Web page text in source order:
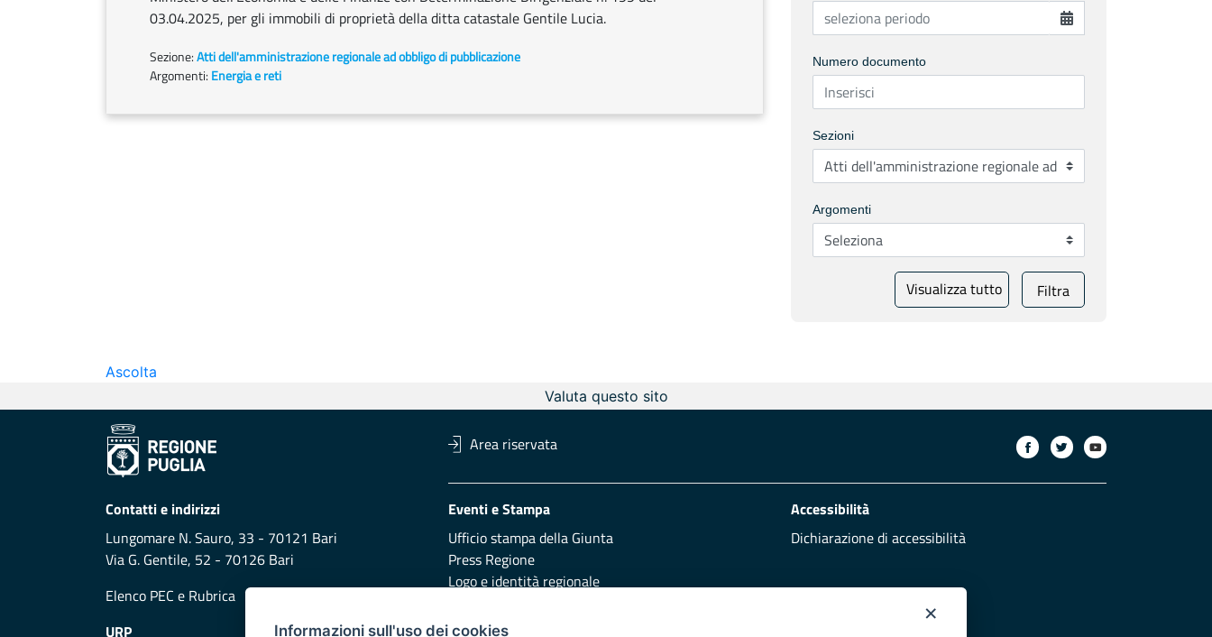
03.04.2025, per gli immobili di proprietà della ditta catastale Gentile Lucia.
Sezione:Atti dell'amministrazione regionale ad obbligo di pubblicazione
Argomenti: Energia e reti
Numero documento
Sezioni
Argomenti
Visualizza tutto Filtra
Ascolta
Valuta questo sito
Area riservata
Contatti e indirizzi
Lungomare N. Sauro, 33 - 70121 Bari
Via G. Gentile, 52 - 70126 Bari
Elenco PEC e Rubrica
Eventi e Stampa
Ufficio stampa della Giunta
Press Regione
Logo e identità regionale
Accessibilità
Dichiarazione di accessibilità
URP Redazione
×
Informazioni sull'uso dei cookies